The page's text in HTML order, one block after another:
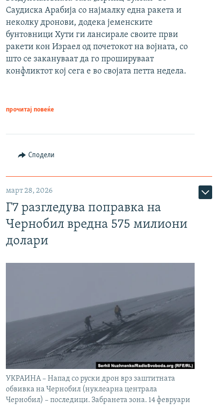
Саудиска Арабија со најмалку една ракета и
неколку дронови, додека јеменските
бунтовници Хути ги лансирале своите први
ракети кон Израел од почетокот на војната, со
што се закануваат да го прошируваат
конфликтот кој сега е во својата петта недела.
прочитај повеќе
Сподели
март 28, 2026
Г7 разгледува поправка на
Чернобил вредна 575 милиони
долари
УКРАИНА – Напад со руски дрон врз заштитната
обвивка на Чернобил (нуклеарна централа
Чернобил) – последици. Забранета зона. 14 февруари